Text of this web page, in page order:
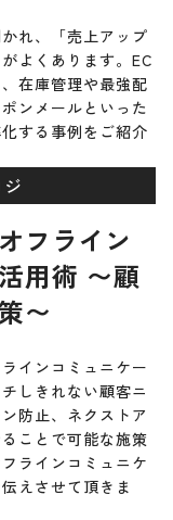
れ、「売上アップ
よくあります。EC
在庫管理や最強配
ンメールといった
する事例をご紹介
フライン
用術 〜顧
〜
インコミュニケー
しきれない顧客ニ
防止、ネクストア
ことで可能な施策
ラインコミュニケ
えさせて頂きま